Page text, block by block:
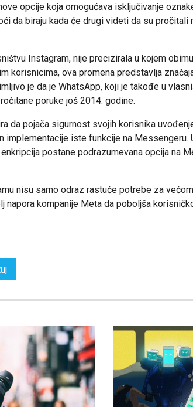
opcije koja omogućava isključivanje
da biraju kada će drugi videti da su pročitali
Instagram, nije precizirala u kojem
korisnicima, ova promena predstavlja
je da je WhatsApp, koji je takođe u
poruke još 2014. godine.
da pojača sigurnost svojih korisnika
implementacije iste funkcije na Messengeru.
postane podrazumevana opcija na
nisu samo odraz rastuće potrebe za
napora kompanije Meta da poboljša